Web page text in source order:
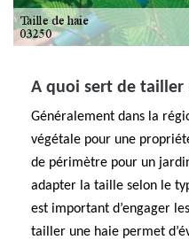
A quoi sert de tailler
Généralement dans la
végétale pour une
de périmètre pour un
adapter la taille selon le
est important d’engager
tailler une haie permet